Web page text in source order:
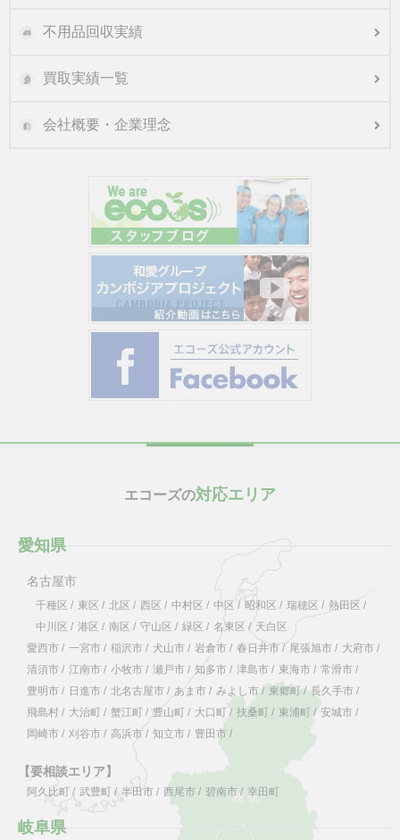
不用品回収実績
買取実績一覧
会社概要・企業理念
エコーズの対応エリア
愛知県
名古屋市
千種区 / 東区 / 北区 / 西区 / 中村区 / 中区 / 昭和区 / 瑞穂区 / 熱田区 /
中川区 / 港区 / 南区 / 守山区 / 緑区 / 名東区 / 天白区
愛西市 / 一宮市 / 稲沢市 / 犬山市 / 岩倉市 / 春日井市 / 尾張旭市 / 大府市 /
清須市 / 江南市 / 小牧市 / 瀬戸市 / 知多市 / 津島市 / 東海市 / 常滑市 /
豊明市 / 日進市 / 北名古屋市 / あま市 / みよし市/ 東郷町 / 長久手市 /
飛島村 / 大治町 / 蟹江町 / 豊山町 / 大口町 / 扶桑町 / 東浦町 / 安城市 /
岡崎市 / 刈谷市 / 高浜市 / 知立市 / 豊田市 /
【要相談エリア】
阿久比町 / 武豊町 / 半田市 / 西尾市 / 碧南市 / 幸田町
岐阜県